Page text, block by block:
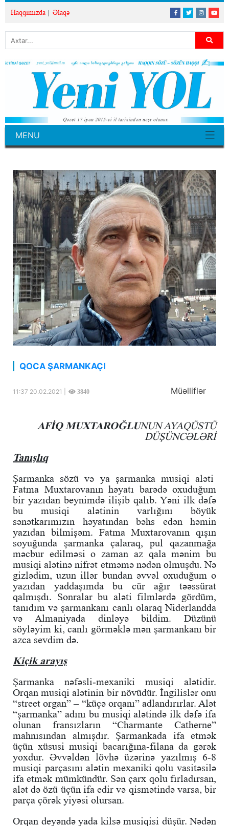
Haqqımızda Əlaqə
MENU
QOCA ŞARMANKAÇI
11:37 20.02.2021 | 3840 Müəlliflər
AFİQ MUXTAROĞLUNUN AYAQÜSTÜ
DÜŞÜNCƏLƏRİ
Tanışlıq
Şarmanka sözü və ya şarmanka musiqi aləti
Fatma Muxtarovanın həyatı barədə oxuduğum
bir yazıdan beynimdə ilişib qalıb. Yəni ilk dəfə
bu musiqi alətinin varlığını böyük
sənətkarımızın həyatından bəhs edən həmin
yazıdan bilmişəm. Fatma Muxtarovanın qışın
soyuğunda şarmanka çalaraq, pul qazanmağa
məcbur edilməsi o zaman az qala mənim bu
musiqi alətinə nifrət etməmə nədən olmuşdu. Nə
gizlədim, uzun illər bundan əvvəl oxuduğum o
yazıdan yaddaşımda bu cür ağır təəssürat
qalmışdı. Sonralar bu aləti filmlərdə gördüm,
tanıdım və şarmankanı canlı olaraq Niderlandda
və Almaniyada dinləyə bildim. Düzünü
söyləyim ki, canlı görməklə mən şarmankanı bir
azca sevdim də.
Kiçik arayış
Şarmanka nəfəsli-mexaniki musiqi alətidir.
Orqan musiqi alətinin bir növüdür. İngilislər onu
“street organ” – “küçə orqanı” adlandırırlar. Alət
“şarmanka” adını bu musiqi alətində ilk dəfə ifa
olunan fransızların “Charmante Catherne”
mahnısından almışdır. Şarmankada ifa etmək
üçün xüsusi musiqi bacarığına-filana da gərək
yoxdur. Əvvəldən lövhə üzərinə yazılmış 6-8
musiqi parçasını alətin mexaniki qolu vasitəsilə
ifa etmək mümkündür. Sən çarx qolu fırladırsan,
alət də özü üçün ifa edir və qismətində varsa, bir
parça çörək yiyəsi olursan.
Orqan deyəndə yada kilsə musiqisi düşür. Nədən